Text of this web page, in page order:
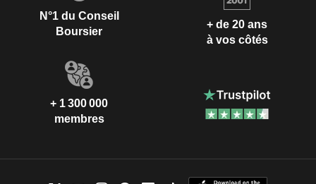
N°1 du Conseil
Boursier
+ de 20 ans
à vos côtés
+ 1 300 000
membres